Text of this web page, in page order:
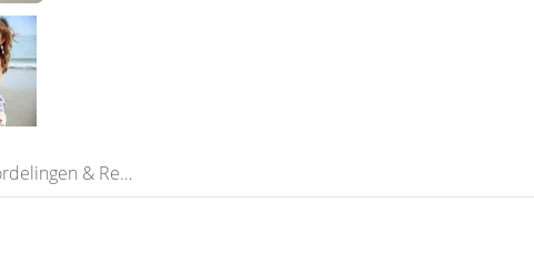
Beoordelingen & Recensies